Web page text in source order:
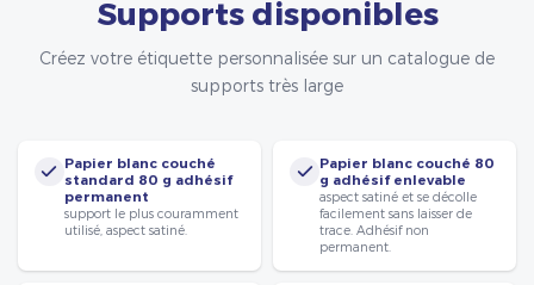
Supports disponibles
Créez votre étiquette personnalisée sur un catalogue de
supports très large
Papier blanc couché
standard 80 g adhésif
permanent
support le plus couramment
utilisé, aspect satiné.
Papier blanc couché 80
g adhésif enlevable
aspect satiné et se décolle
facilement sans laisser de
trace. Adhésif non
permanent.